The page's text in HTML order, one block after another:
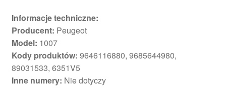
Informacje techniczne:
Producent: Peugeot
Model: 1007
Kody produktów: 9646116880, 9685644980,
89031533, 6351V5
Inne numery: Nie dotyczy